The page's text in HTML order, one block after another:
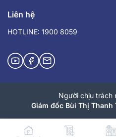
Liên hệ
HOTLINE: 1900 8059
Người chịu trách
Giám đốc Bùi Thị